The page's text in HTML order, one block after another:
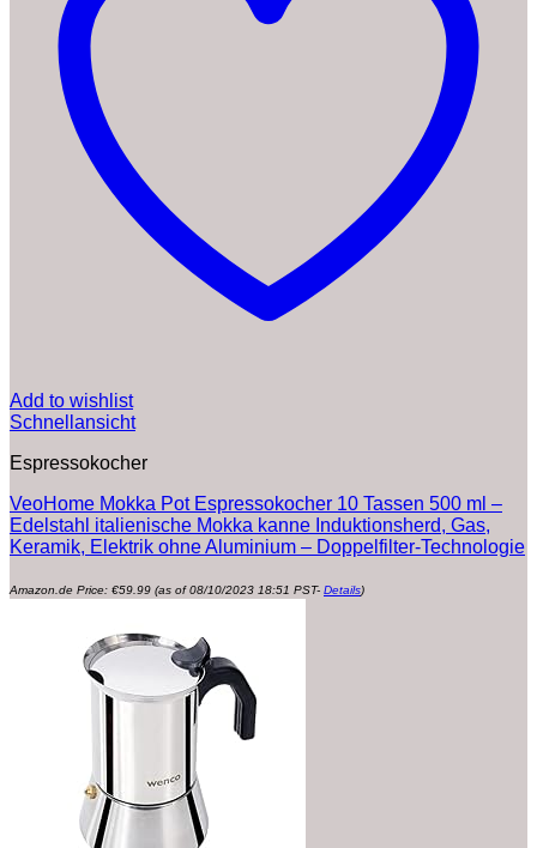
Add to wishlist
Schnellansicht
Espressokocher
VeoHome Mokka Pot Espressokocher 10 Tassen 500 ml –
Edelstahl italienische Mokka kanne Induktionsherd, Gas,
Keramik, Elektrik ohne Aluminium – Doppelfilter-Technologie
Amazon.de Price: €59.99 (as of 08/10/2023 18:51 PST- Details)